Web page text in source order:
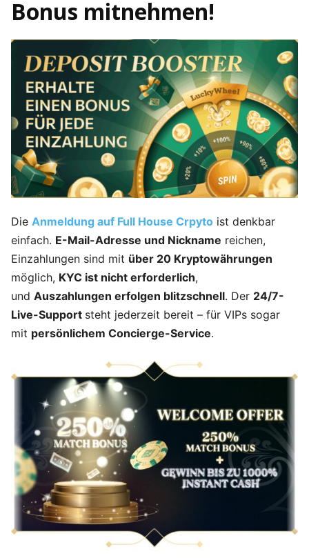
Bonus mitnehmen!
Die Anmeldung auf Full House Crpyto ist denkbar
einfach. E-Mail-Adresse und Nickname reichen,
Einzahlungen sind mit über 20 Kryptowährungen
möglich, KYC ist nicht erforderlich,
und Auszahlungen erfolgen blitzschnell. Der 24/7-
Live-Support steht jederzeit bereit – für VIPs sogar
mit persönlichem Concierge-Service.